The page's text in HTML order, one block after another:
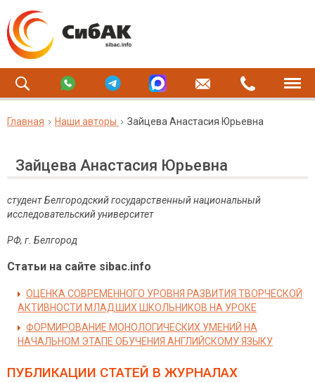
Главная Наши авторы Зайцева Анастасия Юрьевна
Зайцева Анастасия Юрьевна
студент Белгородский государственный национальный
исследовательский университет
РФ, г. Белгород
Статьи на сайте sibac.info
ОЦЕНКА СОВРЕМЕННОГО УРОВНЯ РАЗВИТИЯ ТВОРЧЕСКОЙ
АКТИВНОСТИ МЛАДШИХ ШКОЛЬНИКОВ НА УРОКЕ
ФОРМИРОВАНИЕ МОНОЛОГИЧЕСКИХ УМЕНИЙ НА
НАЧАЛЬНОМ ЭТАПЕ ОБУЧЕНИЯ АНГЛИЙСКОМУ ЯЗЫКУ
ПУБЛИКАЦИИ СТАТЕЙ В ЖУРНАЛАХ